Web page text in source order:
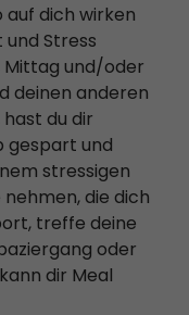
dich wirken
Stress
Mittag und/oder
deinen anderen
du dir
gespart und
stressigen
die dich
treffe deine
oder
dir Meal